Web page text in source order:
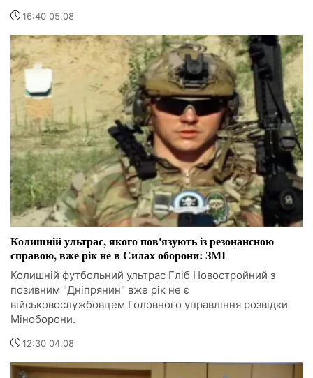
16:40 05.08
Колишній ультрас, якого пов'язують із резонансною
справою, вже рік не в Силах оборони: ЗМІ
Колишній футбольний ультрас Гліб Новостройний з
позивним "Дніпрянин" вже рік не є
військовослужбовцем Головного управління розвідки
Міноборони.
12:30 04.08